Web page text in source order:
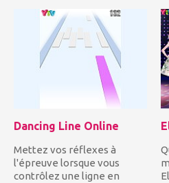
Dancing Line Online
Mettez vos réflexes à
l'épreuve lorsque vous
contrôlez une ligne en